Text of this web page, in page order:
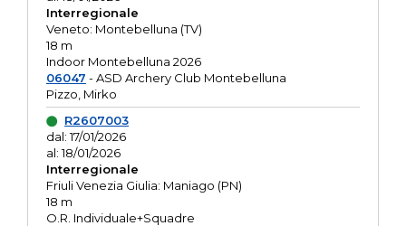
Interregionale
Veneto: Montebelluna (TV)
18 m
Indoor Montebelluna 2026
06047 - ASD Archery Club Montebelluna
Pizzo, Mirko
R2607003
dal: 17/01/2026
al: 18/01/2026
Interregionale
Friuli Venezia Giulia: Maniago (PN)
18 m
O.R. Individuale+Squadre